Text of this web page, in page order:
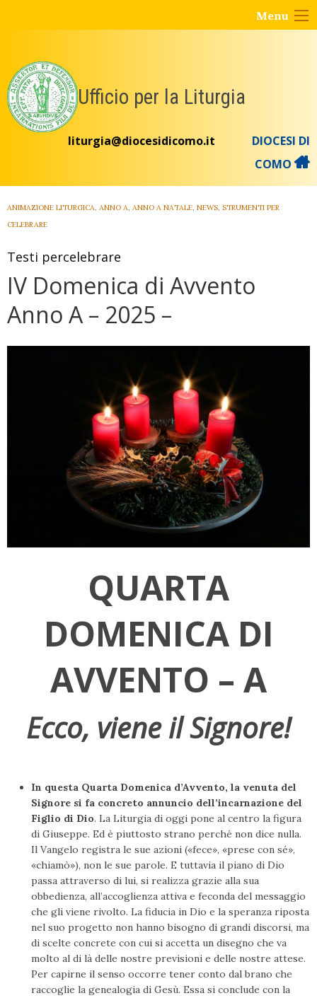
Menu
Ufficio per la Liturgia
liturgia@diocesidicomo.it
DIOCESI DI
COMO
ANIMAZIONE LITURGICA, ANNO A, ANNO A NATALE, NEWS, STRUMENTI PER
CELEBRARE
Testi percelebrare
IV Domenica di Avvento
Anno A – 2025 –
QUARTA
DOMENICA DI
AVVENTO – A
Ecco, viene il Signore!
In questa Quarta Domenica d’Avvento, la venuta del
Signore si fa concreto annuncio dell’incarnazione del
Figlio di Dio. La Liturgia di oggi pone al centro la figura
di Giuseppe. Ed è piuttosto strano perché non dice nulla.
Il Vangelo registra le sue azioni («fece», «prese con sé»,
«chiamò»), non le sue parole. E tuttavia il piano di Dio
passa attraverso di lui, si realizza grazie alla sua
obbedienza, all’accoglienza attiva e feconda del messaggio
che gli viene rivolto. La fiducia in Dio e la speranza riposta
nel suo progetto non hanno bisogno di grandi discorsi, ma
di scelte concrete con cui si accetta un disegno che va
molto al di là delle nostre previsioni e delle nostre attese.
Per capirne il senso occorre tener conto dal brano che
raccoglie la genealogia di Gesù. Essa si conclude con la